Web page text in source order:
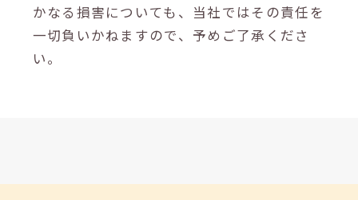
かなる損害についても、当社ではその責任を
一切負いかねますので、予めご了承くださ
い。